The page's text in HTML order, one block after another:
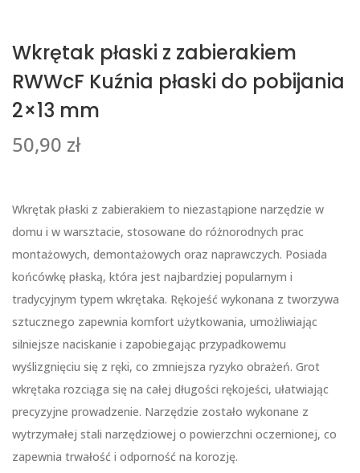
Wkrętak płaski z zabierakiem
RWWcF Kuźnia płaski do pobijania
2×13 mm
50,90 zł
Wkrętak płaski z zabierakiem to niezastąpione narzędzie w
domu i w warsztacie, stosowane do różnorodnych prac
montażowych, demontażowych oraz naprawczych. Posiada
końcówkę płaską, która jest najbardziej popularnym i
tradycyjnym typem wkrętaka. Rękojeść wykonana z tworzywa
sztucznego zapewnia komfort użytkowania, umożliwiając
silniejsze naciskanie i zapobiegając przypadkowemu
wyślizgnięciu się z ręki, co zmniejsza ryzyko obrażeń. Grot
wkrętaka rozciąga się na całej długości rękojeści, ułatwiając
precyzyjne prowadzenie. Narzędzie zostało wykonane z
wytrzymałej stali narzędziowej o powierzchni oczernionej, co
zapewnia trwałość i odporność na korozję.